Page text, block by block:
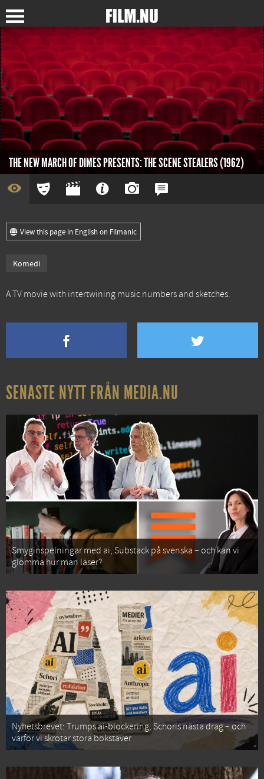
THE NEW MARCH OF DIMES PRESENTS: THE SCENE STEALERS (1962)
View this page in English on Filmanic
Komedi
A TV movie with intertwining music numbers and sketches.
SENASTE NYTT FRÅN MEDIA.NU
Smyginspelningar med ai, Substack på svenska – och kan vi
glömma hur man läser?
Nyhetsbrevet: Trumps ai-blockering, Schoris nästa drag – och
varför vi skrotar stora bokstäver